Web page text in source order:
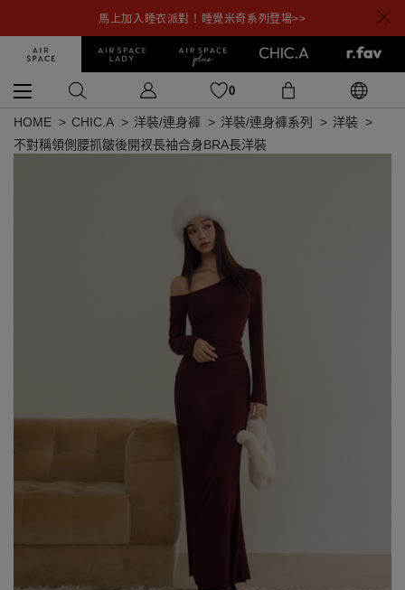
馬上加入睡衣派對！睡覺米奇系列登場>>
0
HOME CHIC.A 洋裝/連身褲 洋裝/連身褲系列
洋裝
不對稱領側腰抓皺後開衩長袖合身BRA長洋裝